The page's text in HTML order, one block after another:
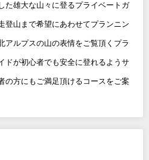
た雄大な山々に登るプライベートガ
登山まで希望にあわせてプランニン
アルプスの山の表情をご覧頂くプラ
ドが初心者でも安全に登れるようサ
の方にもご満足頂けるコースをご案